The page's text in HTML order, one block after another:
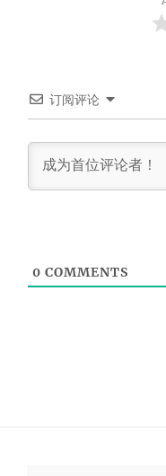
订阅评论
0 COMMENTS